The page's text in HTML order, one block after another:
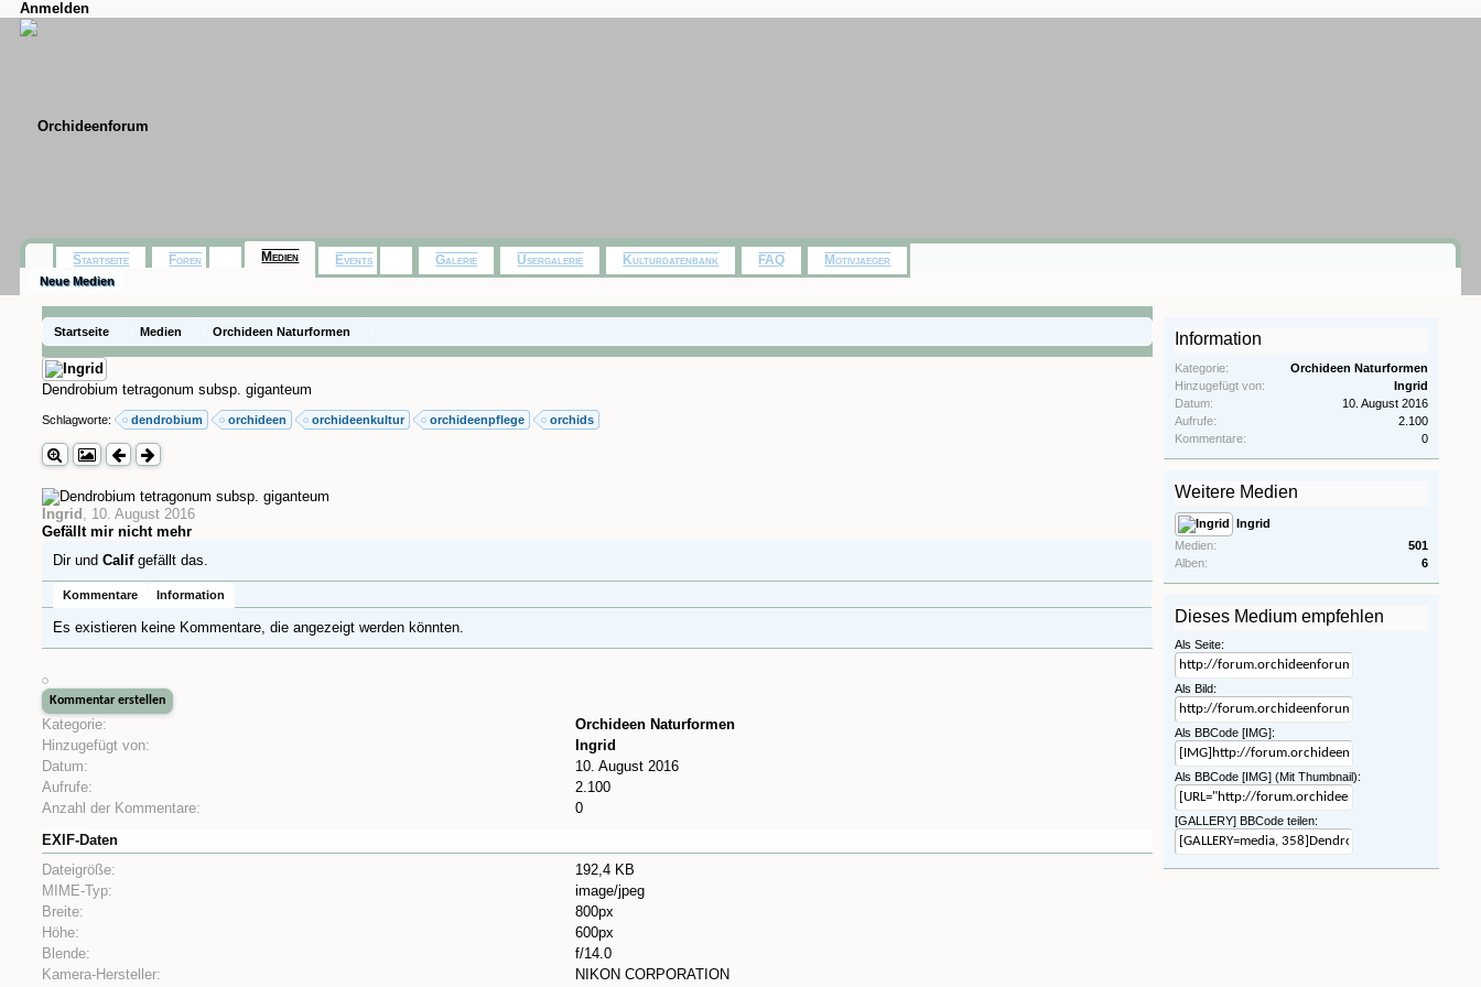
Anmelden
Startseite Medien Orchideen Naturformen
Dendrobium tetragonum subsp. giganteum
Schlagworte: dendrobium orchideen orchideenkultur orchideenpflege orchids
Ingrid , 10. August 2016
Gefällt mir nicht mehr
Dir undCalifgefällt das.
Kommentare Information
Es existieren keine Kommentare, die angezeigt werden könnten.
Kategorie:
Orchideen Naturformen
Hinzugefügt von:
Ingrid
Datum:
10. August 2016
Aufrufe:
2.100
Anzahl der Kommentare:
0
EXIF-Daten
Dateigröße:
192,4 KB
MIME-Typ:
image/jpeg
Breite:
800px
Höhe:
600px
Blende:
f/14.0
Kamera-Hersteller:
NIKON CORPORATION
Information
Kategorie:
Orchideen Naturformen
Hinzugefügt von:
Ingrid
Datum:
10. August 2016
Aufrufe:
2.100
Kommentare:
0
Weitere Medien
Ingrid
Medien:
501
Alben:
6
Dieses Medium empfehlen
Als Seite:
Als Bild:
Als BBCode [IMG]:
Als BBCode [IMG] (Mit Thumbnail):
[GALLERY] BBCode teilen:
Startseite Foren Medien
Neue Medien
Events Galerie Usergalerie Kulturdatenbank FAQ Motivjaeger